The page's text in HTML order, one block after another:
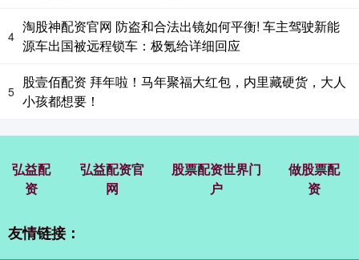
4
淘股神配资官网 防盗和合法出镜如何平衡! 车主驾驶新能
源车出国被远程锁车：极氪给详细回应
5
股壹佰配资 拜年啦！马年聚福大红包，内里藏硬货，大人
小孩都想要！
弘益配
资
弘益配资官
网
股票配资世界门
户
做股票配
资
友情链接：